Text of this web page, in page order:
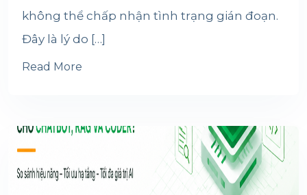
không thể chấp nhận tình trạng gián đoạn.
Đây là lý do […]
Read More